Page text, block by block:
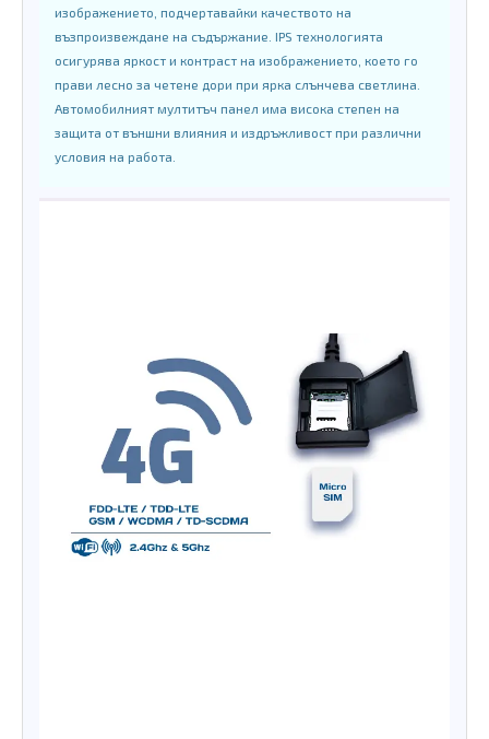
изображението, подчертавайки качеството на
възпроизвеждане на съдържание. IPS технологията
осигурява яркост и контраст на изображението, което го
прави лесно за четене дори при ярка слънчева светлина.
Автомобилният мултитъч панел има висока степен на
защита от външни влияния и издръжливост при различни
условия на работа.